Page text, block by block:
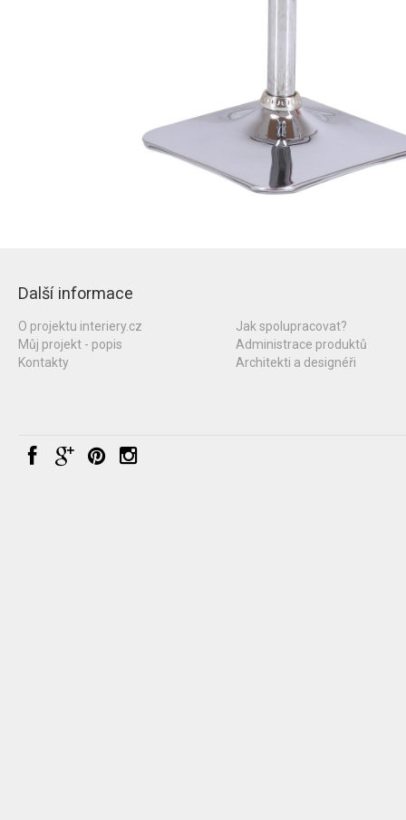
Další informace
O projektu interiery.cz
Můj projekt - popis
Kontakty
Jak spolupracovat?
Administrace produktů
Architekti a designéři